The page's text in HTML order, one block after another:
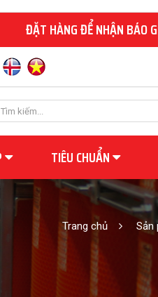
ĐẶT HÀNG ĐỂ NHẬN BÁO
TIÊU CHUẨN
Trang chủ Sản